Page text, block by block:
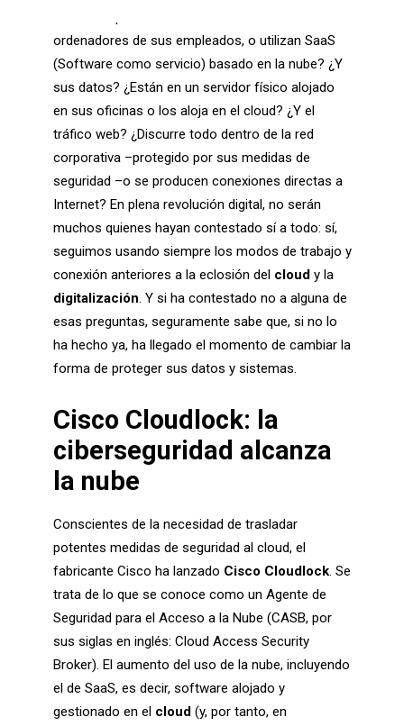
ordenadores de sus empleados, o utilizan SaaS
(Software como servicio) basado en la nube? ¿Y
sus datos? ¿Están en un servidor físico alojado
en sus oficinas o los aloja en el cloud? ¿Y el
tráfico web? ¿Discurre todo dentro de la red
corporativa –protegido por sus medidas de
seguridad –o se producen conexiones directas a
Internet? En plena revolución digital, no serán
muchos quienes hayan contestado sí a todo: sí,
seguimos usando siempre los modos de trabajo y
conexión anteriores a la eclosión del cloud y la
digitalización. Y si ha contestado no a alguna de
esas preguntas, seguramente sabe que, si no lo
ha hecho ya, ha llegado el momento de cambiar la
forma de proteger sus datos y sistemas.
Cisco Cloudlock: la
ciberseguridad alcanza
la nube
Conscientes de la necesidad de trasladar
potentes medidas de seguridad al cloud, el
fabricante Cisco ha lanzado Cisco Cloudlock. Se
trata de lo que se conoce como un Agente de
Seguridad para el Acceso a la Nube (CASB, por
sus siglas en inglés: Cloud Access Security
Broker). El aumento del uso de la nube, incluyendo
el de SaaS, es decir, software alojado y
gestionado en el cloud(y, por tanto, en